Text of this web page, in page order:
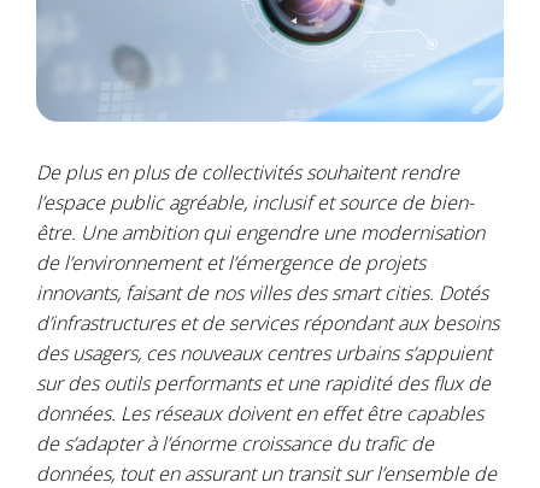
De plus en plus de collectivités souhaitent rendre
l’espace public agréable, inclusif et source de bien-
être. Une ambition qui engendre une modernisation
de l’environnement et l’émergence de projets
innovants, faisant de nos villes des smart cities. Dotés
d’infrastructures et de services répondant aux besoins
des usagers, ces nouveaux centres urbains s’appuient
sur des outils performants et une rapidité des flux de
données. Les réseaux doivent en effet être capables
de s’adapter à l’énorme croissance du trafic de
données, tout en assurant un transit sur l’ensemble de